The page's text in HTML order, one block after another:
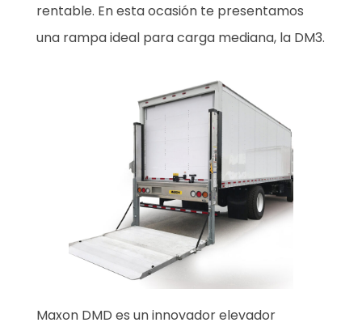
rentable. En esta ocasión te presentamos
una rampa ideal para carga mediana, la DM3.
Maxon DMD es un innovador elevador